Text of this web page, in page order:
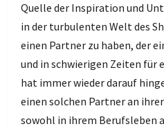
Quelle der Inspiration und
in der turbulenten Welt des
einen Partner zu haben, der
und in schwierigen Zeiten für
hat immer wieder darauf
einen solchen Partner an
sowohl in ihrem Berufsleben